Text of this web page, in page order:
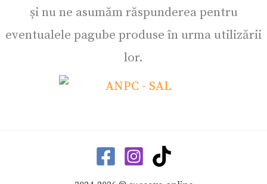
și nu ne asumăm răspunderea pentru
eventualele pagube produse în urma utilizării
lor.